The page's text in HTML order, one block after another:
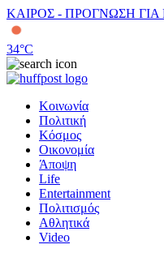
ΚΑΙΡΟΣ - ΠΡΟΓΝΩΣΗ
34°C
Κοινωνία
Πολιτική
Κόσμος
Οικονομία
Άποψη
Life
Entertainment
Πολιτισμός
Αθλητικά
Video